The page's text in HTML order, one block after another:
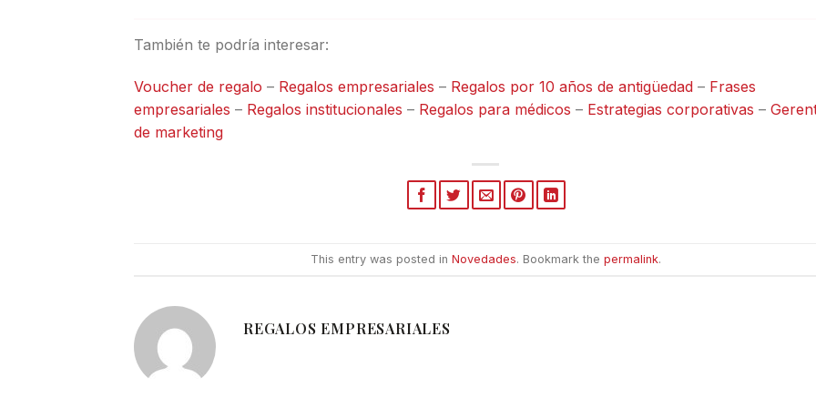
También te podría interesar:
Voucher de regalo – Regalos empresariales – Regalos por 10 años de antigüedad – Frases
empresariales – Regalos institucionales – Regalos para médicos – Estrategias corporativas –
de marketing
This entry was posted in Novedades. Bookmark the permalink.
REGALOS EMPRESARIALES